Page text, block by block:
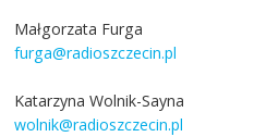
Małgorzata Furga
furga@radioszczecin.pl
Katarzyna Wolnik-Sayna
wolnik@radioszczecin.pl